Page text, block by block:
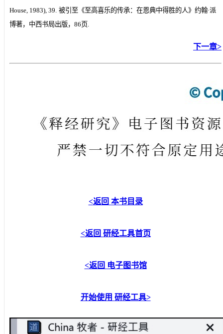
House, 1983), 39. 被引至《至高喜乐的传承：在恩典中得胜的人》约翰·派
博著，中西书局出版， 86 页.
下一章>
<返回 本书目录
<返回 研经工具首页
<返回 电子图书馆
开始使用 研经工具>